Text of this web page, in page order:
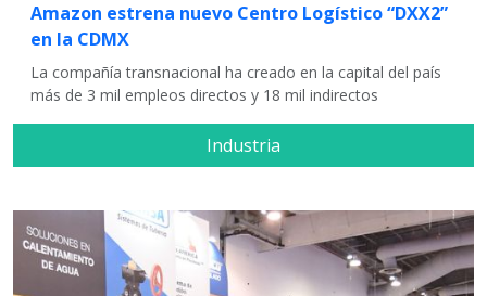
Amazon estrena nuevo Centro Logístico “DXX2”
en la CDMX
La compañía transnacional ha creado en la capital del país
más de 3 mil empleos directos y 18 mil indirectos
Industria